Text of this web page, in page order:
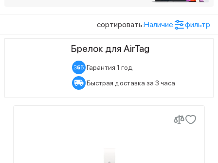
сортировать:Наличие фильтр
Брелок для AirTag
Гарантия 1 год
Быстрая доставка за 3 часа